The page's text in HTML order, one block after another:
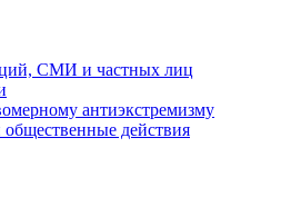
СМИ и частных лиц
антиэкстремизму
действия